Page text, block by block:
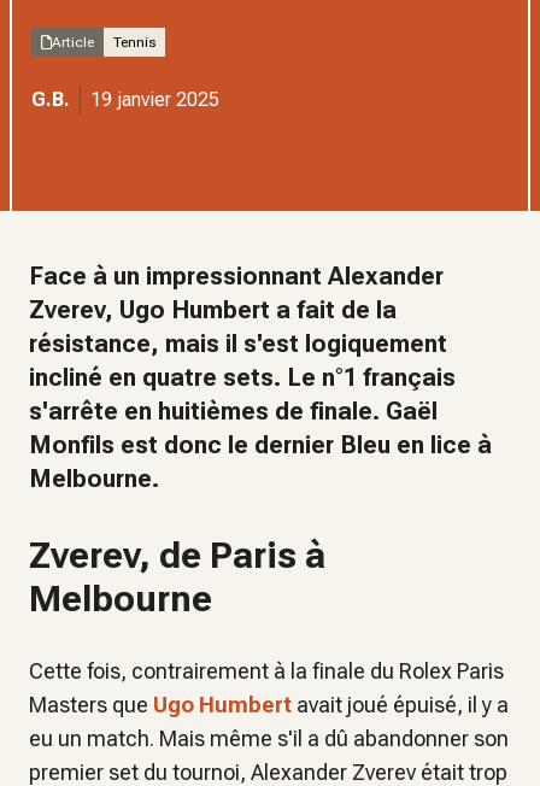
Article Tennis
G.B. 19 janvier 2025
Face à un impressionnant Alexander
Zverev, Ugo Humbert a fait de la
résistance, mais il s'est logiquement
incliné en quatre sets. Le n°1 français
s'arrête en huitièmes de finale. Gaël
Monfils est donc le dernier Bleu en lice à
Melbourne.
Zverev, de Paris à
Melbourne
Cette fois, contrairement à la finale du Rolex Paris
Masters que Ugo Humbert avait joué épuisé, il y a
eu un match. Mais même s'il a dû abandonner son
premier set du tournoi, Alexander Zverev était trop